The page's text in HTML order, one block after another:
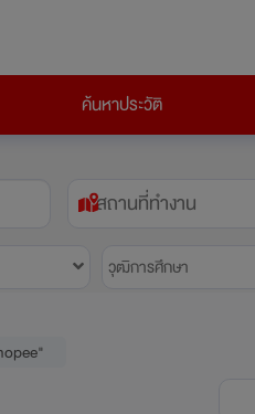
ค้นหาประวัติ
สถานที่ทำงาน
วุฒิการศึกษา